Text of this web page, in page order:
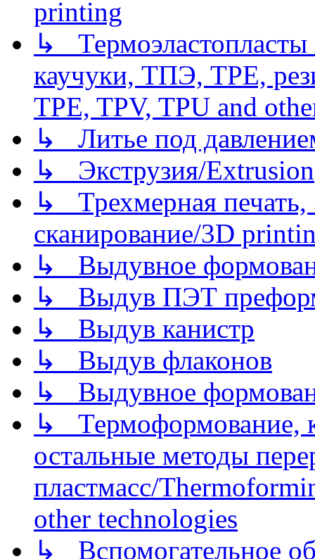
printing
↳
каучуки, ТПЭ, TPE,
TPE, TPV, TPU and
↳ Литье под
↳ Экструзия/Extrusion
↳ Трехмерная
сканирование/3D
↳ Выдувное
↳ Выдув ПЭТ
↳ Выдув канистр
↳ Выдув флаконов
↳ Выдувное
↳ Термоформование,
остальные методы
пластмасс/
other technologies
↳ Вспомогательное